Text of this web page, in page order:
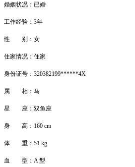
婚姻状况：已婚
工作经验：3年
性 别：女
住家情况：住家
身份证号：320382199******4X
属 相：马
星 座：双鱼座
身 高：160 cm
体 重：51 kg
血 型：A 型